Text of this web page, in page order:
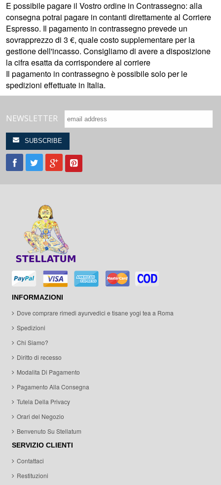
E possibile pagare il Vostro ordine in Contrassegno: alla
consegna potrai pagare in contanti direttamente al Corriere
Espresso. Il pagamento in contrassegno prevede un
sovrapprezzo di 3 €, quale costo supplementare per la
gestione dell'incasso. Consigliamo di avere a disposizione
la cifra esatta da corrispondere al corriere
Il pagamento in contrassegno è possibile solo per le
spedizioni effettuate in Italia.
NEWSLETTER
INFORMAZIONI
Dove comprare rimedi ayurvedici e tisane yogi tea a Roma
Spedizioni
Chi Siamo?
Diritto di recesso
Modalita Di Pagamento
Pagamento Alla Consegna
Tutela Della Privacy
Orari del Negozio
Benvenuto Su Stellatum
SERVIZIO CLIENTI
Contattaci
Restituzioni